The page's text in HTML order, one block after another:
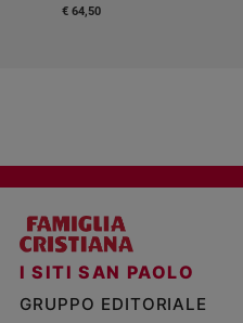
€ 64,50
I SITI SAN PAOLO
GRUPPO EDITORIALE